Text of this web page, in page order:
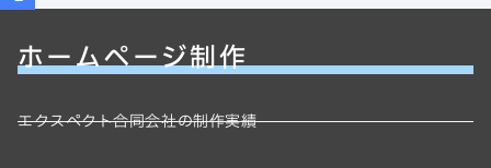
ホームページ制作
エクスペクト合同会社の制作実績